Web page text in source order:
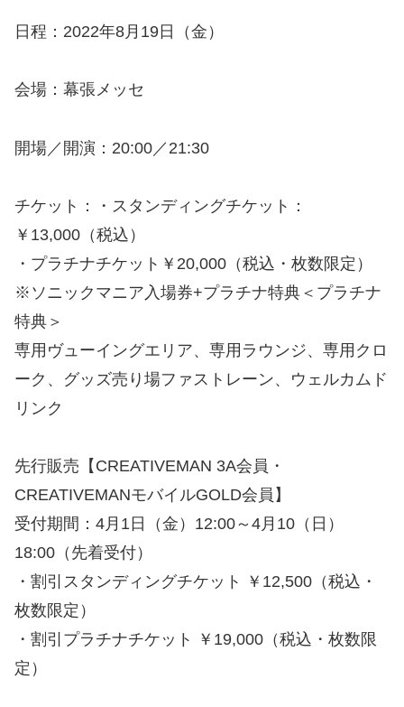
日程：2022年8月19日（金）
会場：幕張メッセ
開場／開演：20:00／21:30
チケット：・スタンディングチケット：
￥13,000（税込）
・プラチナチケット￥20,000（税込・枚数限定）
※ソニックマニア入場券+プラチナ特典＜プラチナ
特典＞
専用ヴューイングエリア、専用ラウンジ、専用クロ
ーク、グッズ売り場ファストレーン、ウェルカムド
リンク
先行販売【CREATIVEMAN 3A会員・
CREATIVEMANモバイルGOLD会員】
受付期間：4月1日（金）12:00～4月10（日）
18:00（先着受付）
・割引スタンディングチケット ￥12,500（税込・
枚数限定）
・割引プラチナチケット ￥19,000（税込・枚数限
定）